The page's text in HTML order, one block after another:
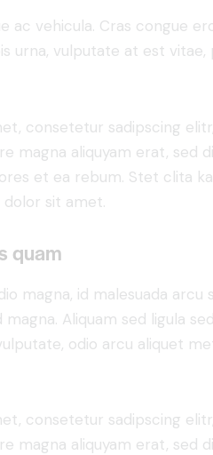
ac vehicula. Cras congue
urna, vulputate at est
consetetur sadipscing
magna aliquyam erat, sed
et ea rebum. Stet clita
sit amet.
quam
magna, id malesuada arcu
Aliquam sed ligula
odio arcu aliquet
consetetur sadipscing
magna aliquyam erat, sed